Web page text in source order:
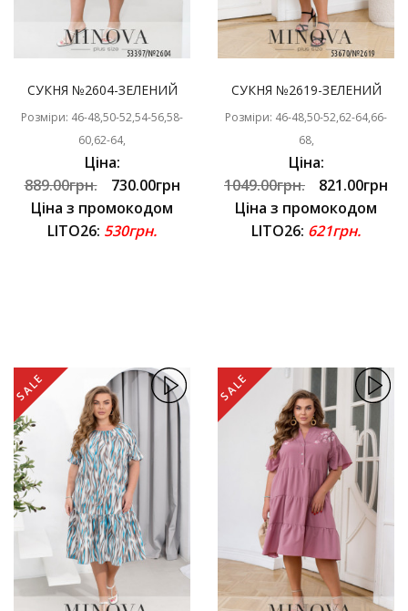
СУКНЯ №2604-ЗЕЛЕНИЙ
Розміри: 46-48,50-52,54-56,58-
60,62-64,
Ціна:
889.00грн.
730.00грн
Ціна з промокодом
LITO26: 530грн.
СУКНЯ №2619-ЗЕЛЕНИЙ
Розміри: 46-48,50-52,62-64,66-
68,
Ціна:
1049.00грн.
821.00грн
Ціна з промокодом
LITO26: 621грн.
SALE SALE